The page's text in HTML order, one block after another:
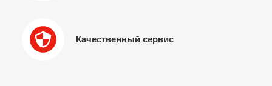
Качественный сервис